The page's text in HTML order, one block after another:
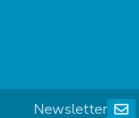
Newsletter